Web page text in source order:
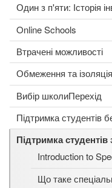
Один з п'яти: Історія
Online Schools
Втрачені можливості
Обмеження та
Вибір школиПерехід
Підтримка студентів
Підтримка
Introduction to
Що таке